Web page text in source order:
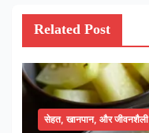
Related Post
सेहत, खानपान, और जीवनशैली